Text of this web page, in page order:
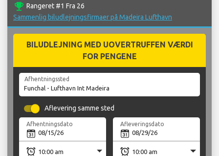
emoji_events Rangeret #1 Fra 26
Sammenlig biludlejningsfirmaer på Madeira Lufthavn
BILUDLEJNING MED UOVERTRUFFEN VÆRDI
FOR PENGENE
Afhentningssted
Aflevering samme sted
Afhentningsdato Afleveringsdato